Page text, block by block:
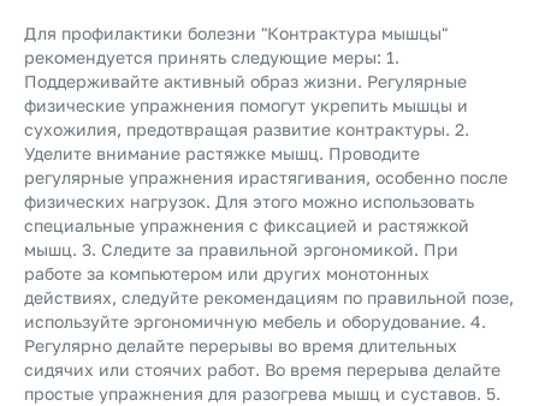
Для профилактики болезни "Контрактура мышцы"
рекомендуется принять следующие меры: 1.
Поддерживайте активный образ жизни. Регулярные
физические упражнения помогут укрепить мышцы и
сухожилия, предотвращая развитие контрактуры. 2.
Уделите внимание растяжке мышц. Проводите
регулярные упражнения ирастягивания, особенно после
физических нагрузок. Для этого можно использовать
специальные упражнения с фиксацией и растяжкой
мышц. 3. Следите за правильной эргономикой. При
работе за компьютером или других монотонных
действиях, следуйте рекомендациям по правильной позе,
используйте эргономичную мебель и оборудование. 4.
Регулярно делайте перерывы во время длительных
сидячих или стоячих работ. Во время перерыва делайте
простые упражнения для разогрева мышц и суставов. 5.